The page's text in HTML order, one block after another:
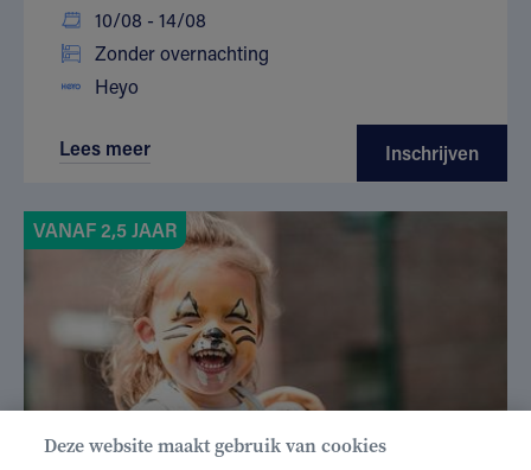
10/08 - 14/08
Zonder overnachting
Heyo
Lees meer Inschrijven
VANAF 2,5 JAAR
Deze website maakt gebruik van cookies